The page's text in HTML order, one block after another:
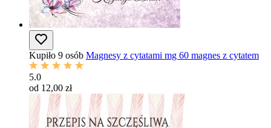
Kupiło 9 osób Magnesy z cytatami mg 60 magnes z cytatem
5.0
od 12,00 zł